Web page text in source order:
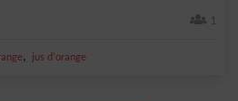
1
, jus d'orange